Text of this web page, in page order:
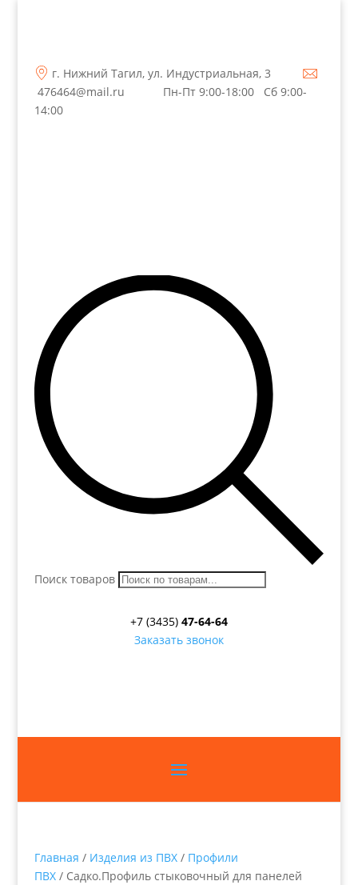
г. Нижний Тагил, ул. Индустриальная, 3
476464@mail.ru
Пн-Пт 9:00-18:00 Сб 9:00-
14:00
Поиск товаров
+7 (3435) 47-64-64
Заказать звонок
Главная / Изделия из ПВХ/ Профили
ПВХ/ Садко.Профиль стыковочный для панелей